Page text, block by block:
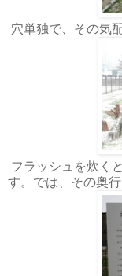
穴単独で、その気
フラッシュを炊く
す。では、その奥